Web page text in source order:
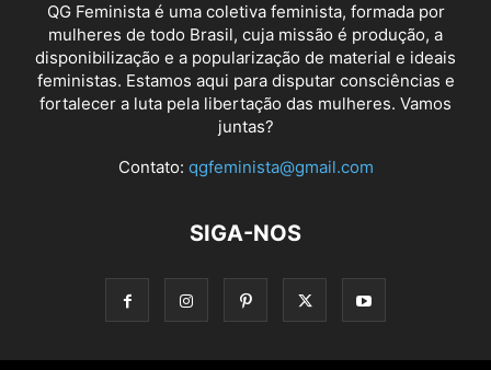
QG Feminista é uma coletiva feminista, formada por
mulheres de todo Brasil, cuja missão é produção, a
disponibilização e a popularização de material e ideais
feministas. Estamos aqui para disputar consciências e
fortalecer a luta pela libertação das mulheres. Vamos
juntas?
Contato: qgfeminista@gmail.com
SIGA-NOS